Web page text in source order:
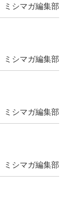
ミシマガ編集部
ミシマガ編集部
ミシマガ編集部
ミシマガ編集部